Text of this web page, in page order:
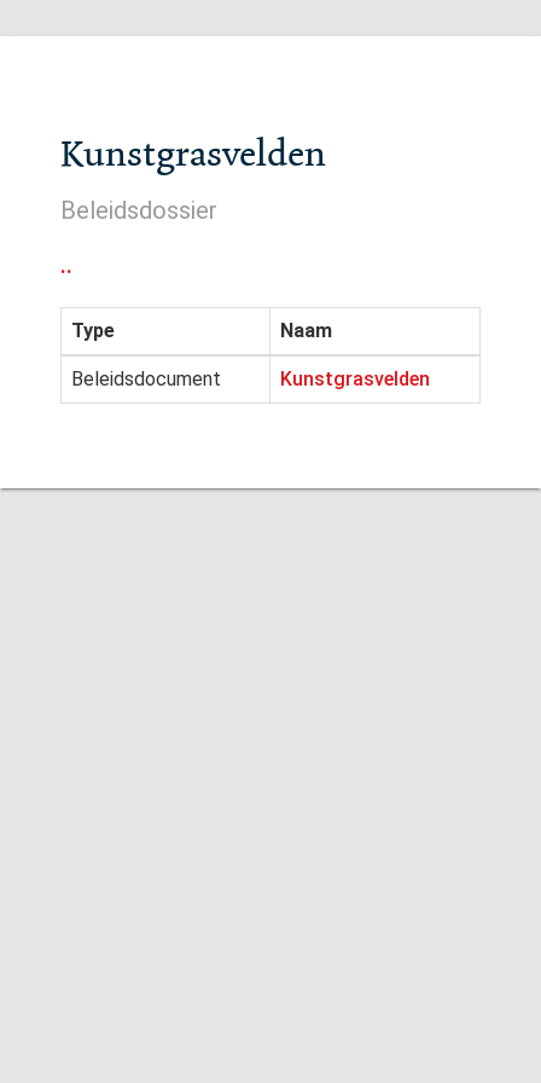
Kunstgrasvelden
Beleidsdossier
..
Type Naam
Beleidsdocument Kunstgrasvelden